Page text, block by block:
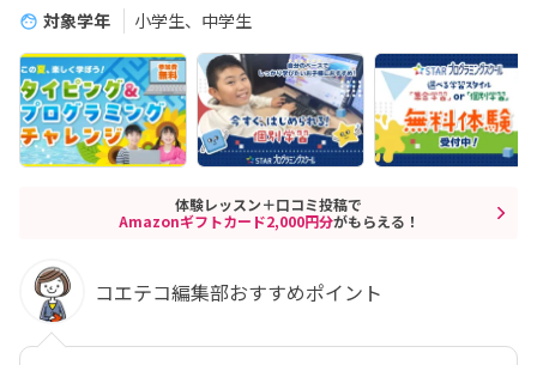
対象学年
小学生、中学生
体験レッスン＋口コミ投稿で
Amazonギフトカード2,000円分がもらえる！
コエテコ編集部おすすめポイント